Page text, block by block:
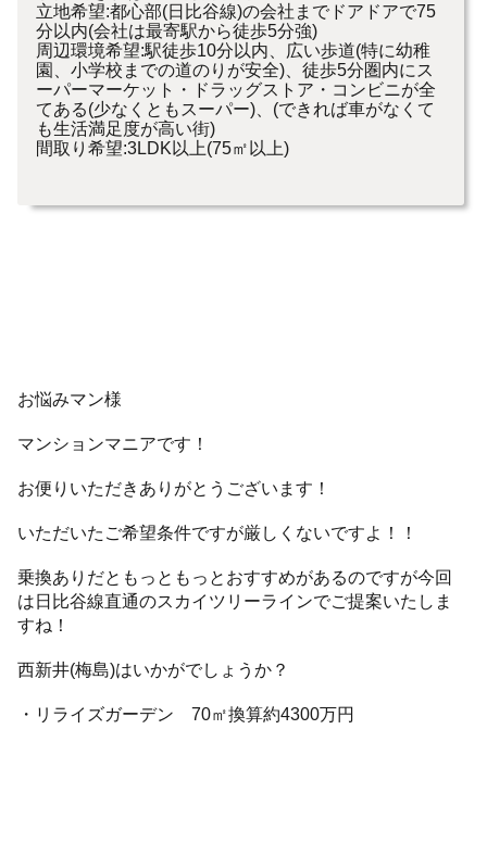
立地希望:都心部(日比谷線)の会社までドアドアで75
分以内(会社は最寄駅から徒歩5分強)
周辺環境希望:駅徒歩10分以内、広い歩道(特に幼稚
園、小学校までの道のりが安全)、徒歩5分圏内にス
ーパーマーケット・ドラッグストア・コンビニが全
てある(少なくともスーパー)、(できれば車がなくて
も生活満足度が高い街)
間取り希望:3LDK以上(75㎡以上)
お悩みマン様
マンションマニアです！
お便りいただきありがとうございます！
いただいたご希望条件ですが厳しくないですよ！！
乗換ありだともっともっとおすすめがあるのですが今回
は日比谷線直通のスカイツリーラインでご提案いたしま
すね！
西新井(梅島)はいかがでしょうか？
・リライズガーデン 70㎡換算約4300万円